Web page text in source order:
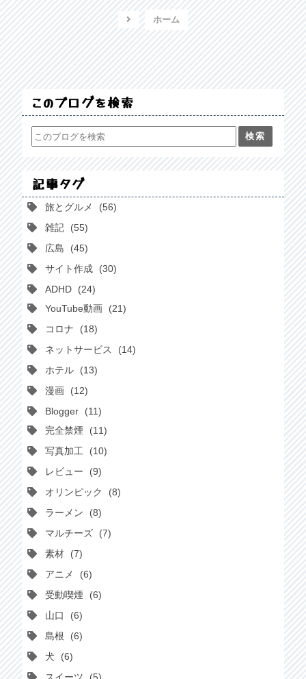
ホーム
このブログを検索
記事タグ
旅とグルメ
56
雑記
55
広島
45
サイト作成
30
ADHD
24
YouTube動画
21
コロナ
18
ネットサービス
14
ホテル
13
漫画
12
Blogger
11
完全禁煙
11
写真加工
10
レビュー
9
オリンピック
8
ラーメン
8
マルチーズ
7
素材
7
アニメ
6
受動喫煙
6
山口
6
島根
6
犬
6